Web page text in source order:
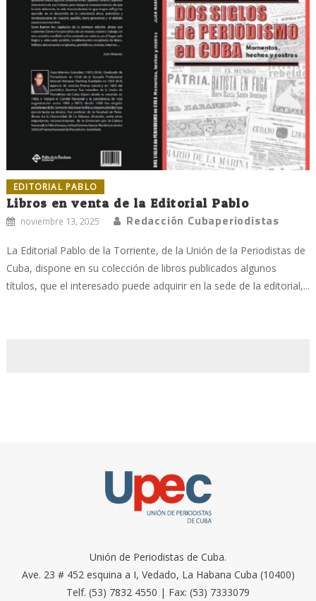
EDITORIAL PABLO
Libros en venta de la Editorial Pablo
noviembre 13, 2025 Redacción Cubaperiodistas
La Editorial Pablo de la Torriente, de la Unión de la Periodistas de
Cuba, dispone en su colección de libros publicados algunos
títulos, que el interesado puede adquirir en la sede de la editorial,...
Unión de Periodistas de Cuba.
Ave. 23 # 452 esquina a I, Vedado, La Habana Cuba (10400)
Telf. (53) 7832 4550 | Fax: (53) 7333079